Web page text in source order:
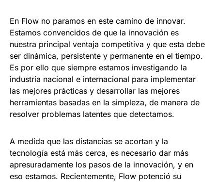
En Flow no paramos en este camino de innovar.
Estamos convencidos de que la innovación es
nuestra principal ventaja competitiva y que esta debe
ser dinámica, persistente y permanente en el tiempo.
Es por ello que siempre estamos investigando la
industria nacional e internacional para implementar
las mejores prácticas y desarrollar las mejores
herramientas basadas en la simpleza, de manera de
resolver problemas latentes que detectamos.
A medida que las distancias se acortan y la
tecnología está más cerca, es necesario dar más
apresuradamente los pasos de la innovación, y en
eso estamos. Recientemente, Flow potenció su